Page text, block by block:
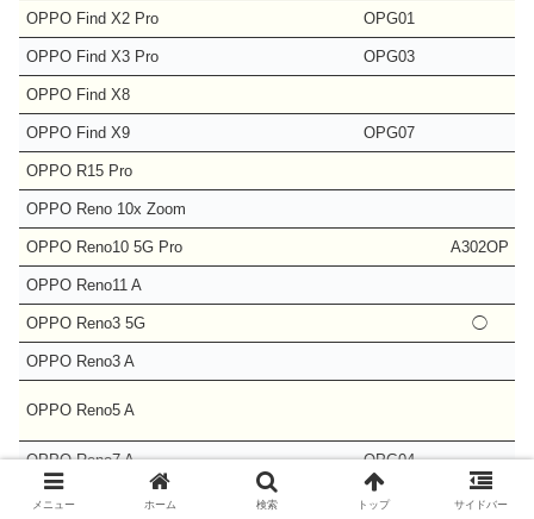
OPPO Find X2 Pro OPG01
OPPO Find X3 Pro OPG03
OPPO Find X8
OPPO Find X9 OPG07
OPPO R15 Pro
OPPO Reno 10x Zoom
OPPO Reno10 5G Pro A302OP
OPPO Reno11 A
OPPO Reno3 5G ◯
OPPO Reno3 A
OPPO Reno5 A
OPPO Reno7 A OPG04
OPPO Reno9 A
メニュー ホーム 検索 トップ サイドバー